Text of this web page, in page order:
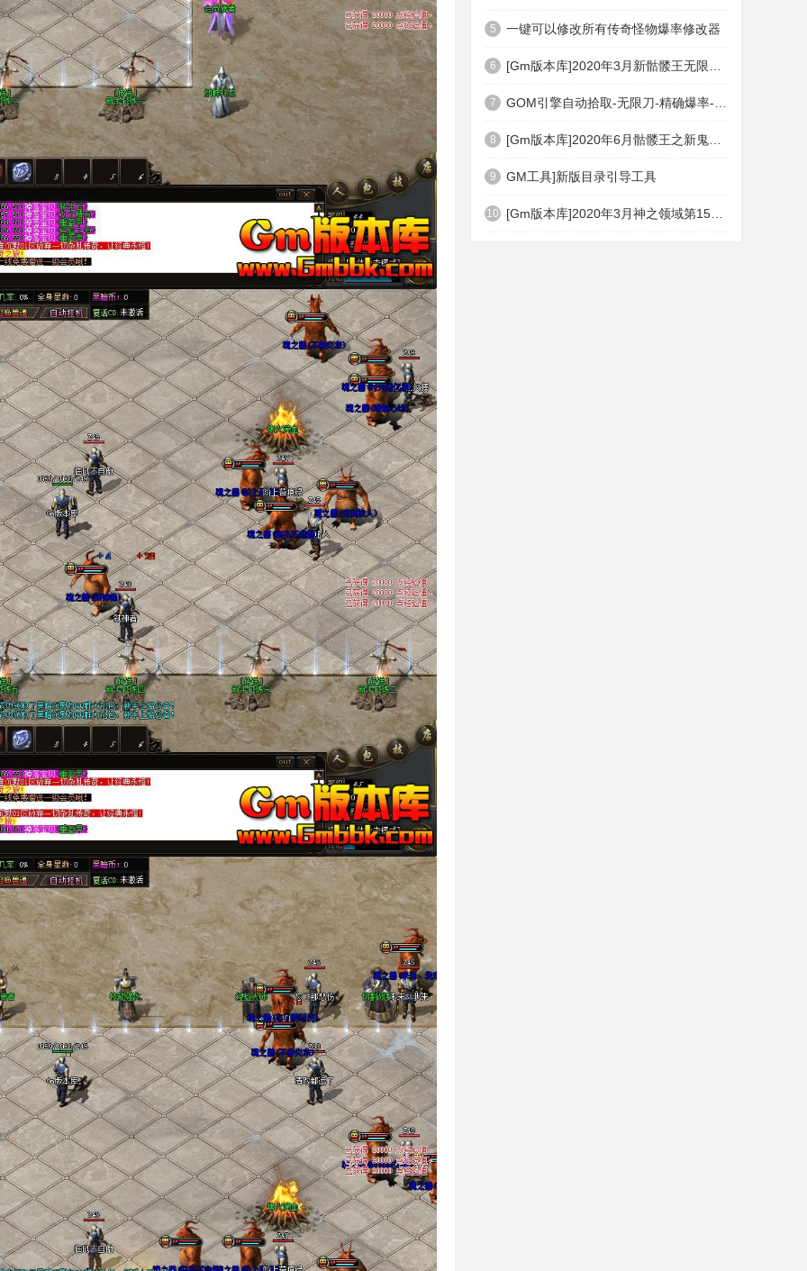
5 一键可以修改所有传奇怪物爆率修改器
6
7
8
9 GM工具]新版目录引导工具
10